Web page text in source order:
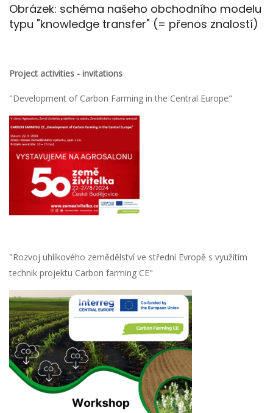
Obrázek: schéma našeho obchodního modelu
typu "knowledge transfer" (= přenos znalostí)
Project activities - invitations
"Development of Carbon Farming in the Central Europe"
"Rozvoj uhlíkového zemědělství ve střední Evropě s využitím
technik projektu Carbon farming CE"